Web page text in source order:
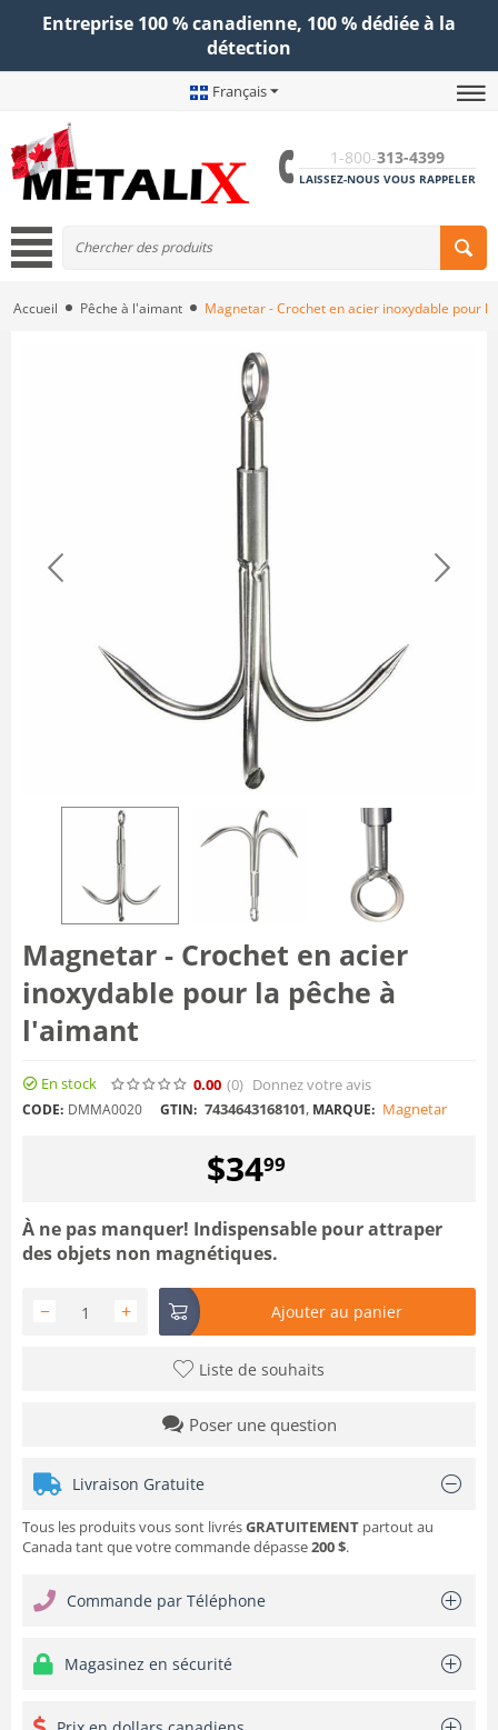
Entreprise 100 % canadienne, 100 % dédiée à la
détection
Français
1-800-313-4399
LAISSEZ-NOUS VOUS RAPPELER
Accueil Pêche à l'aimant Magnetar - Crochet en acier inoxydable pour
Magnetar - Crochet en acier
inoxydable pour la pêche à
l'aimant
En stock 0.00 (0) Donnez votre avis
CODE: DMMA0020 GTIN: 7434643168101, MARQUE: Magnetar
$3499
À ne pas manquer! Indispensable pour attraper
des objets non magnétiques.
+
− Ajouter au panier
Liste de souhaits
Poser une question
Livraison Gratuite
Tous les produits vous sont livrésGRATUITEMENT partout au
Canada tant que votre commande dépasse200 $.
Commande par Téléphone
Magasinez en sécurité